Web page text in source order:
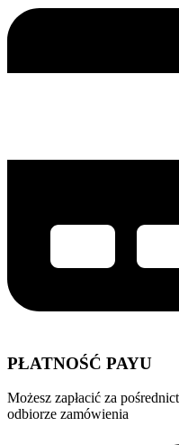
PŁATNOŚĆ PAYU
Możesz zapłacić za
odbiorze zamówienia